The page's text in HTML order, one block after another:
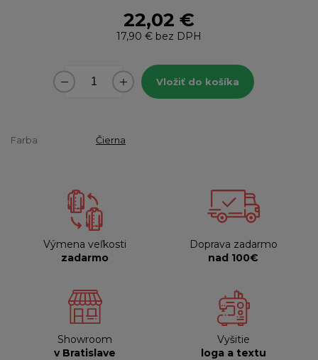
22,02 €
17,90 € bez DPH
Vložiť do košíka
Farba Čierna
Výmena veľkosti
zadarmo
Doprava zadarmo
nad 100€
Showroom
v Bratislave
Vyšitie
loga a textu